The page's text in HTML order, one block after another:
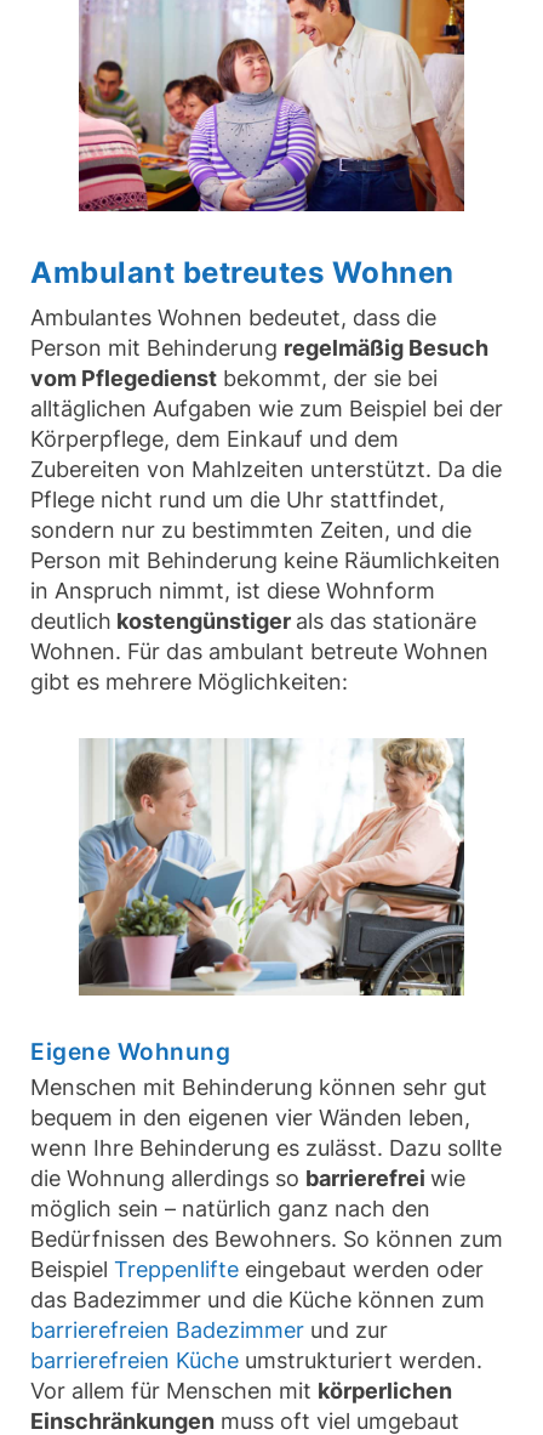
Ambulant betreutes Wohnen
Ambulantes Wohnen bedeutet, dass die
Person mit Behinderung regelmäßig Besuch
vom Pflegedienst bekommt, der sie bei
alltäglichen Aufgaben wie zum Beispiel bei der
Körperpflege, dem Einkauf und dem
Zubereiten von Mahlzeiten unterstützt. Da die
Pflege nicht rund um die Uhr stattfindet,
sondern nur zu bestimmten Zeiten, und die
Person mit Behinderung keine Räumlichkeiten
in Anspruch nimmt, ist diese Wohnform
deutlich kostengünstiger als das stationäre
Wohnen. Für das ambulant betreute Wohnen
gibt es mehrere Möglichkeiten:
Eigene Wohnung
Menschen mit Behinderung können sehr gut
bequem in den eigenen vier Wänden leben,
wenn Ihre Behinderung es zulässt. Dazu sollte
die Wohnung allerdings so barrierefrei wie
möglich sein – natürlich ganz nach den
Bedürfnissen des Bewohners. So können zum
Beispiel Treppenlifte eingebaut werden oder
das Badezimmer und die Küche können zum
barrierefreien Badezimmer und zur
barrierefreien Küche umstrukturiert werden.
Vor allem für Menschen mit körperlichen
Einschränkungen muss oft viel umgebaut